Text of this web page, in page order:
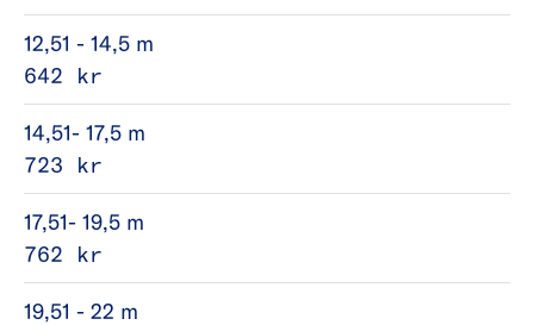
12,51 - 14,5 m
642 kr
14,51- 17,5 m
723 kr
17,51- 19,5 m
762 kr
19,51 - 22 m